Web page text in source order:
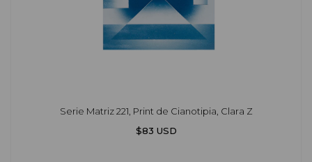
Serie Matriz 221, Print de Cianotipia, Clara Z
$83 USD